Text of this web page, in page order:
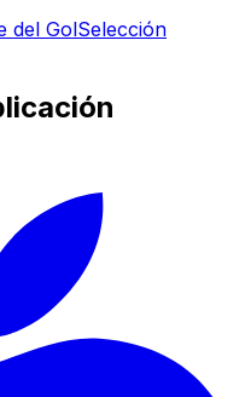
del GolSelección